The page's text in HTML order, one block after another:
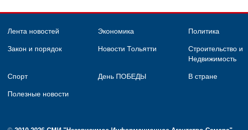
Лента новостей Экономика Политика
Закон и порядок Новости Тольятти
Строительство и
Недвижимость
Спорт День ПОБЕДЫ В стране
Полезные новости